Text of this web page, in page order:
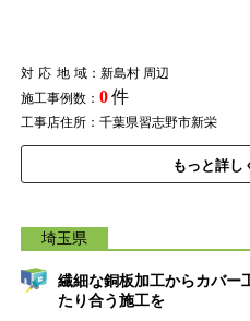
対応地域：新島村 周辺
施工事例数： 0件
工事店住所：千葉県習志野市新栄
もっと詳し
埼玉県
繊細な銅板加工からカバー
たり合う施工を